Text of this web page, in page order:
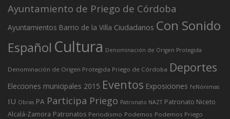
Ayuntamiento de Priego de Córdoba
Ayuntamientos Barrio de la Villa Ciudadanos Con Sonido
Español Cultura Denominación de Origen Protegida
Denominación de Origen Protegida Priego de Córdoba Deportes
Elecciones municipales 2015 Eventos Exposiciones feNónimas
IU Obras PA Participa Priego Patronato NAZT Patronato Niceto
Alcalá-Zamora Patronatos Periodismo Podemos Podemos Priego